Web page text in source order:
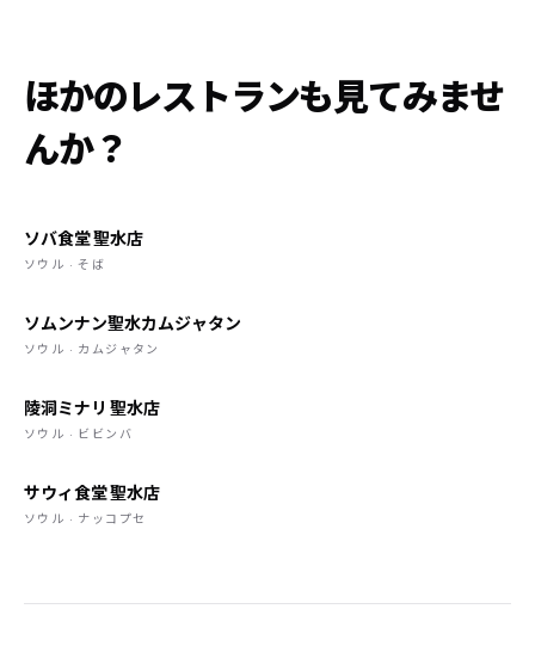
ほかのレストランも見てみませ
んか？
ソバ食堂 聖水店
ソウル · そば
ソムンナン聖水カムジャタン
ソウル · カムジャタン
陵洞ミナリ 聖水店
ソウル · ビビンバ
サウィ食堂 聖水店
ソウル · ナッコプセ